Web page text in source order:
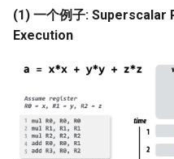
(1) 一个例子:
Execution